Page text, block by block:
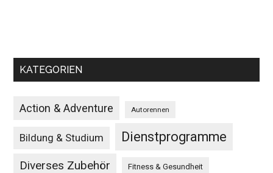
KATEGORIEN
Action & Adventure Autorennen
Bildung & Studium Dienstprogramme
Diverses Zubehör Fitness & Gesundheit